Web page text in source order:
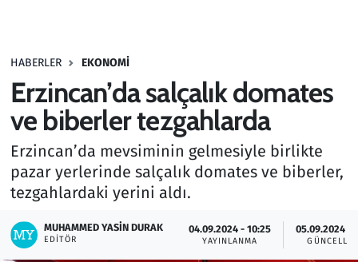
HABERLER EKONOMI
Erzincan’da salçalık domates
ve biberler tezgahlarda
Erzincan’da mevsiminin gelmesiyle birlikte
pazar yerlerinde salçalık domates ve biberler,
tezgahlardaki yerini aldı.
MUHAMMED YASIN DURAK
EDITÖR
04.09.2024 - 10:25
YAYINLANMA
05.09.2024 -
Haber
Kültür Sanat
Kurumsal Haberler
Lezzet Durağı
Memur ve Kamu